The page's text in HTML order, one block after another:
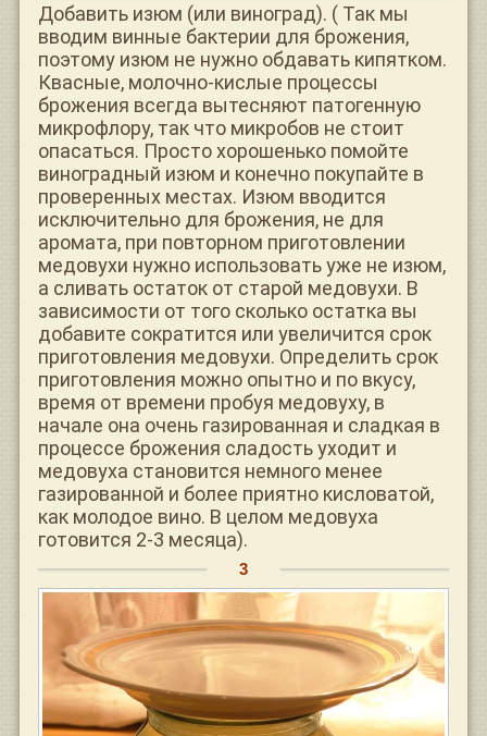
Добавить изюм (или виноград). ( Так мы
вводим винные бактерии для брожения,
поэтому изюм не нужно обдавать кипятком.
Квасные, молочно-кислые процессы
брожения всегда вытесняют патогенную
микрофлору, так что микробов не стоит
опасаться. Просто хорошенько помойте
виноградный изюм и конечно покупайте в
проверенных местах. Изюм вводится
исключительно для брожения, не для
аромата, при повторном приготовлении
медовухи нужно использовать уже не изюм,
а сливать остаток от старой медовухи. В
зависимости от того сколько остатка вы
добавите сократится или увеличится срок
приготовления медовухи. Определить срок
приготовления можно опытно и по вкусу,
время от времени пробуя медовуху, в
начале она очень газированная и сладкая в
процессе брожения сладость уходит и
медовуха становится немного менее
газированной и более приятно кисловатой,
как молодое вино. В целом медовуха
готовится 2-3 месяца).